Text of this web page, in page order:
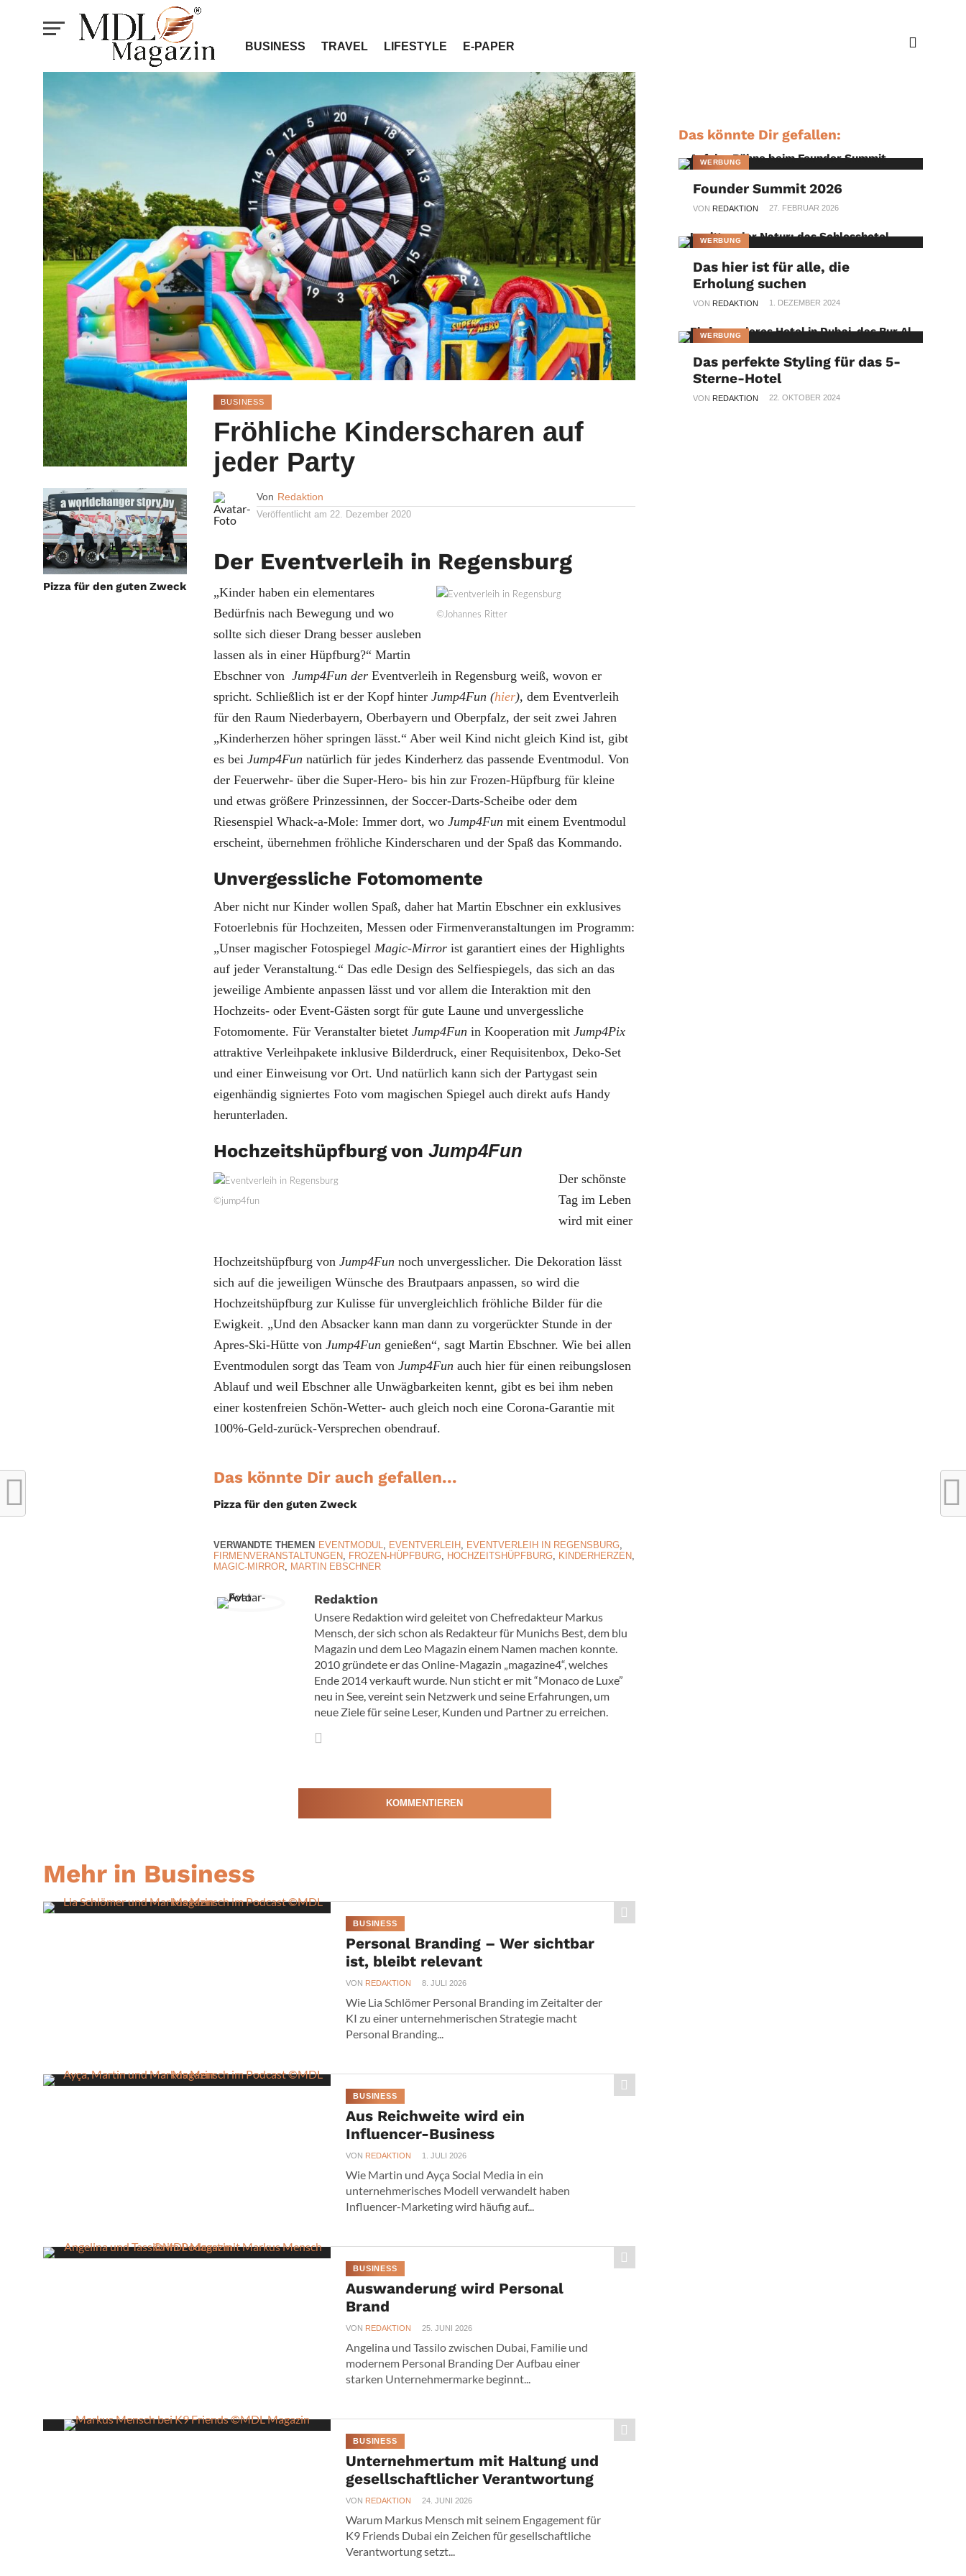
BUSINESS TRAVEL LIFESTYLE E-PAPER
Pizza für den guten Zweck
BUSINESS
Fröhliche Kinderscharen auf
jeder Party
Von Redaktion
Veröffentlicht am 22. Dezember 2020
Der Eventverleih in Regensburg
©Johannes Ritter
„Kinder haben ein elementares
Bedürfnis nach Bewegung und wo
sollte sich dieser Drang besser ausleben
lassen als in einer Hüpfburg?“ Martin
Ebschner vonJump4Fun derEventverleih in Regensburg weiß, wovon er
spricht. Schließlich ist er der Kopf hinterJump4Fun (hier), dem Eventverleih
für den Raum Niederbayern, Oberbayern und Oberpfalz, der seit zwei Jahren
„Kinderherzen höher springen lässt.“ Aber weil Kind nicht gleich Kind ist, gibt
es beiJump4Fun natürlich für jedes Kinderherz das passende Eventmodul. Von
der Feuerwehr- über die Super-Hero- bis hin zur Frozen-Hüpfburg für kleine
und etwas größere Prinzessinnen, der Soccer-Darts-Scheibe oder dem
Riesenspiel Whack-a-Mole: Immer dort, woJump4Fun mit einem Eventmodul
erscheint, übernehmen fröhliche Kinderscharen und der Spaß das Kommando.
Unvergessliche Fotomomente
Aber nicht nur Kinder wollen Spaß, daher hat Martin Ebschner ein exklusives
Fotoerlebnis für Hochzeiten, Messen oder Firmenveranstaltungen im Programm:
„Unser magischer Fotospiegel Magic-Mirror ist garantiert eines der Highlights
auf jeder Veranstaltung.“ Das edle Design des Selfiespiegels, das sich an das
jeweilige Ambiente anpassen lässt und vor allem die Interaktion mit den
Hochzeits- oder Event-Gästen sorgt für gute Laune und unvergessliche
Fotomomente. Für Veranstalter bietetJump4Fun in Kooperation mitJump4Pix
attraktive Verleihpakete inklusive Bilderdruck, einer Requisitenbox, Deko-Set
und einer Einweisung vor Ort. Und natürlich kann sich der Partygast sein
eigenhändig signiertes Foto vom magischen Spiegel auch direkt aufs Handy
herunterladen.
Hochzeitshüpfburg vonJump4Fun
©jump4fun
Der schönste
Tag im Leben
wird mit einer
Hochzeitshüpfburg vonJump4Fun noch unvergesslicher. Die Dekoration lässt
sich auf die jeweiligen Wünsche des Brautpaars anpassen, so wird die
Hochzeitshüpfburg zur Kulisse für unvergleichlich fröhliche Bilder für die
Ewigkeit. „Und den Absacker kann man dann zu vorgerückter Stunde in der
Apres-Ski-Hütte vonJump4Fun genießen“, sagt Martin Ebschner. Wie bei allen
Eventmodulen sorgt das Team vonJump4Fun auch hier für einen reibungslosen
Ablauf und weil Ebschner alle Unwägbarkeiten kennt, gibt es bei ihm neben
einer kostenfreien Schön-Wetter- auch gleich noch eine Corona-Garantie mit
100%-Geld-zurück-Versprechen obendrauf.
Das könnte Dir auch gefallen...
Pizza für den guten Zweck
VERWANDTE THEMEN EVENTMODUL EVENTVERLEIH EVENTVERLEIH IN REGENSBURG
FIRMENVERANSTALTUNGEN
FROZEN-HÜPFBURG HOCHZEITSHÜPFBURG KINDERHERZEN
MAGIC-MIRROR
MARTIN EBSCHNER
Redaktion
Unsere Redaktion wird geleitet von Chefredakteur Markus
Mensch, der sich schon als Redakteur für Munichs Best, dem blu
Magazin und dem Leo Magazin einem Namen machen konnte.
2010 gründete er das Online-Magazin „magazine4“, welches
Ende 2014 verkauft wurde. Nun sticht er mit “Monaco de Luxe”
neu in See, vereint sein Netzwerk und seine Erfahrungen, um
neue Ziele für seine Leser, Kunden und Partner zu erreichen.
KOMMENTIEREN
Mehr in Business
BUSINESS
Personal Branding – Wer sichtbar
ist, bleibt relevant
VON REDAKTION 8. JULI 2026
Wie Lia Schlömer Personal Branding im Zeitalter der
KI zu einer unternehmerischen Strategie macht
Personal Branding...
BUSINESS
Aus Reichweite wird ein
Influencer-Business
VON REDAKTION 1. JULI 2026
Wie Martin und Ayça Social Media in ein
unternehmerisches Modell verwandelt haben
Influencer-Marketing wird häufig auf...
BUSINESS
Auswanderung wird Personal
Brand
VON REDAKTION 25. JUNI 2026
Angelina und Tassilo zwischen Dubai, Familie und
modernem Personal Branding Der Aufbau einer
starken Unternehmermarke beginnt...
BUSINESS
Unternehmertum mit Haltung und
gesellschaftlicher Verantwortung
VON REDAKTION 24. JUNI 2026
Warum Markus Mensch mit seinem Engagement für
K9 Friends Dubai ein Zeichen für gesellschaftliche
Verantwortung setzt...
Das könnte Dir gefallen:
WERBUNG
Founder Summit 2026
VON REDAKTION 27. FEBRUAR 2026
WERBUNG
Das hier ist für alle, die
Erholung suchen
VON REDAKTION 1. DEZEMBER 2024
WERBUNG
Das perfekte Styling für das 5-
Sterne-Hotel
VON REDAKTION 22. OKTOBER 2024